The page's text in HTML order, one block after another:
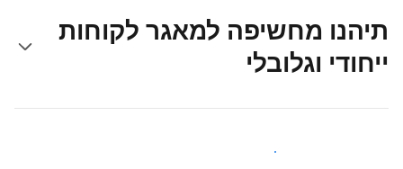
תיהנו מחשיפה למאגר לקוחות
ייחודי וגלובלי
קבלו חשיפה בפני אורחים חדשים